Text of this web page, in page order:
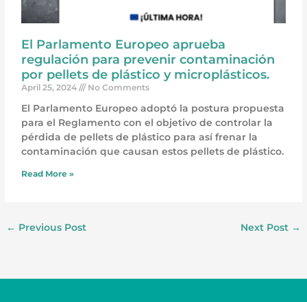
El Parlamento Europeo aprueba
regulación para prevenir contaminación
por pellets de plástico y microplásticos.
April 25, 2024 No Comments
El Parlamento Europeo adoptó la postura propuesta
para el Reglamento con el objetivo de controlar la
pérdida de pellets de plástico para así frenar la
contaminación que causan estos pellets de plástico.
Read More »
← Previous Post Next Post →